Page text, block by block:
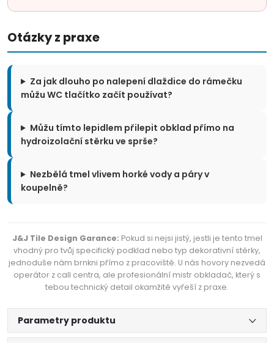
Otázky z praxe
Za jak dlouho po nalepení dlaždice do rámečku
můžu WC tlačítko začít používat?
Můžu tímto lepidlem přilepit obklad přímo na
hydroizolační stěrku ve sprše?
Nezbělá tmel vlivem horké vody a páry v
koupelně?
J&J Tile Design Garance: Pokud si nejsi jistý, jestli je tento tmel
vhodný pro tvůj specifický podklad nebo typ dekorativní stěrky,
jednoduše nám brnkni přímo z pracoviště. U nás hovory nezvedá
operátor z call centra, ale profesionální mistr obkladač, který s
tebou technický detail okamžitě vyřeší z praxe.
Parametry produktu